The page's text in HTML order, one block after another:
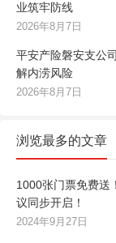
业筑牢防线
2026年8月7日
平安产险磐安支公
解内涝风险
2026年8月7日
浏览最多的文章
1000张门票免费送
议同步开启！
2024年9月27日